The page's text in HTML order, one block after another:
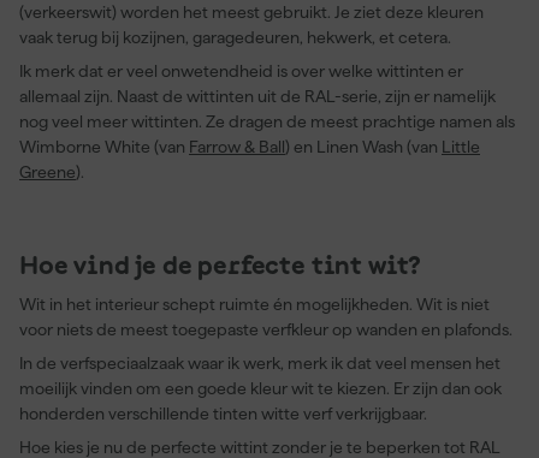
(verkeerswit) worden het meest gebruikt. Je ziet deze kleuren
vaak terug bij kozijnen, garagedeuren, hekwerk, et cetera.
Ik merk dat er veel onwetendheid is over welke wittinten er
allemaal zijn. Naast de wittinten uit de RAL-serie, zijn er namelijk
nog veel meer wittinten. Ze dragen de meest prachtige namen als
Wimborne White (van Farrow & Ball) en Linen Wash (van Little
Greene).
Hoe vind je de perfecte tint wit?
Wit in het interieur schept ruimte én mogelijkheden. Wit is niet
voor niets de meest toegepaste verfkleur op wanden en plafonds.
In de verfspeciaalzaak waar ik werk, merk ik dat veel mensen het
moeilijk vinden om een goede kleur wit te kiezen. Er zijn dan ook
honderden verschillende tinten witte verf verkrijgbaar.
Hoe kies je nu de perfecte wittint zonder je te beperken tot RAL